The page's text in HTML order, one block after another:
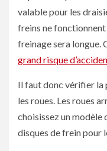
valable pour les
freins ne
freinage sera longue.
grand risque
Il faut donc vérifier la
les roues. Les roues
choisissez un modèle
disques de frein pour